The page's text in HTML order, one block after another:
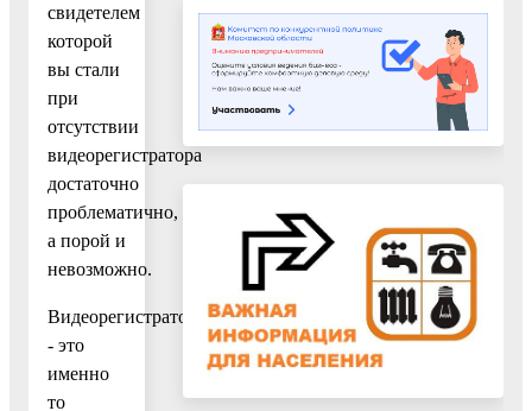
свидетелем
которой
вы стали
при
отсутствии
видеорегистратора
достаточно
проблематично,
а порой и
невозможно.
Видеорегистратор
- это
именно
то